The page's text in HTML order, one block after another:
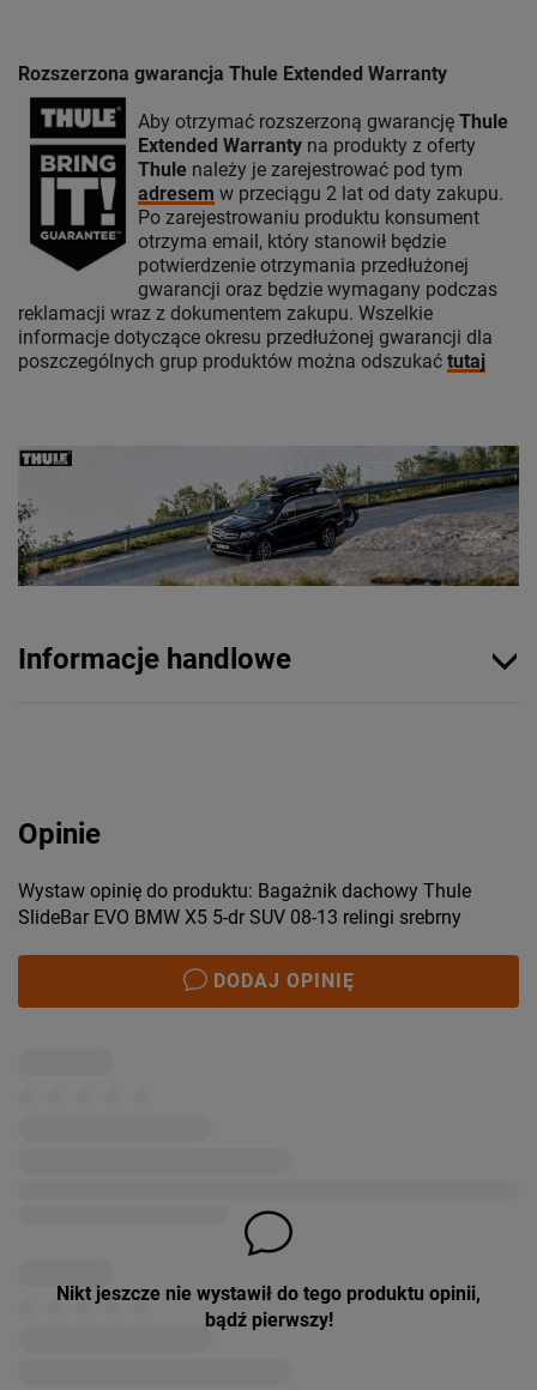
Rozszerzona gwarancja Thule Extended Warranty
Aby otrzymać rozszerzoną gwarancję Thule
Extended Warranty na produkty z oferty
Thule należy je zarejestrować pod tym
adresem w przeciągu 2 lat od daty zakupu.
Po zarejestrowaniu produktu konsument
otrzyma email, który stanowił będzie
potwierdzenie otrzymania przedłużonej
gwarancji oraz będzie wymagany podczas
reklamacji wraz z dokumentem zakupu. Wszelkie
informacje dotyczące okresu przedłużonej gwarancji dla
poszczególnych grup produktów można odszukać tutaj
Informacje handlowe
Opinie
Wystaw opinię do produktu: Bagażnik dachowy Thule
SlideBar EVO BMW X5 5-dr SUV 08-13 relingi srebrny
DODAJ OPINIĘ
Nikt jeszcze nie wystawił do tego produktu opinii,
bądź pierwszy!